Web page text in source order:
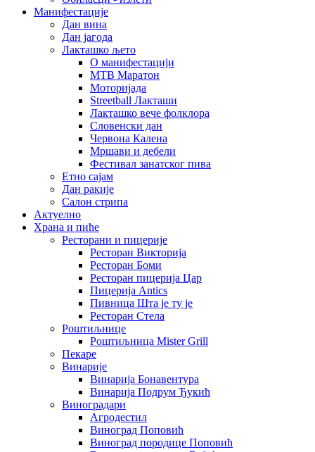
Манифестације
Дан вина
Дан јагода
Лакташко љето
О манифестацији
MTB Маратон
Моторијада
Streetball Лакташи
Лакташко вече фолклора
Словенски дан
Червона Калена
Мршави и дебели
Фестивал занатског пива
Етно сајам
Дан ракије
Салон стрипа
Актуелно
Храна и пиће
Ресторани и пицерије
Ресторан Викторија
Ресторан Боми
Ресторан пицерија Цар
Пицерија Аntics
Пивница Шта је ту је
Ресторан Стела
Роштиљнице
Роштиљница Mister Grill
Пекаре
Винарије
Винарија Бонавентура
Винарија Подрум Ђукић
Виноградари
Агродестил
Виноград Поповић
Виноград породице Поповић